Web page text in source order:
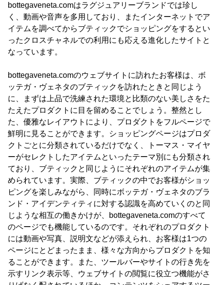
bottegaveneta.comはラグジュアリーブランドでは珍し
く、動画や音声を多用しており、またインターネットでア
イテムを調べてからブティックでショッピングをするとい
ったクロスチャネルでの利用にも応える進化したサイトと
なっています。
bottegaveneta.comのウェブサイトに訪れたお客様は、ボ
ッテガ・ヴェネタのブティックを訪れたときと同じよう
に、まずは上品で洗練された環境と比類のない美しさをた
たえたプロダクトに目を留めることでしょう。整然とし
た、優雅なレイアウトにより、プロダクトをフルページで
鮮明に見ることができます。ショッピングページはプロダ
クトごとに分類されているだけでなく、トーマス・マイヤ
ーがセレクトしたアイテムといったテーマ別にも分類され
ており、ブティックと同じようにそれぞれのアイテムが集
められています。実際、ブティックの中でお客様がショッ
ピングを楽しみながら、同時にボッテガ・ヴェネタのブラ
ンド・アイデンティティに対する認識を高めていくのと同
じような相互の働きかけが、bottegaveneta.comのすべて
のページでも機能しているのです。それぞれのプロダクト
には動画や写真、説明文などが添えられ、お客様は1つの
ページにとどまったまま、様々な方向からプロダクトを知
ることができます。また、ツールバーやサイトの行き先を
示すリンク表示等、ウェブサイトの閲覧に役立つ機能がさ